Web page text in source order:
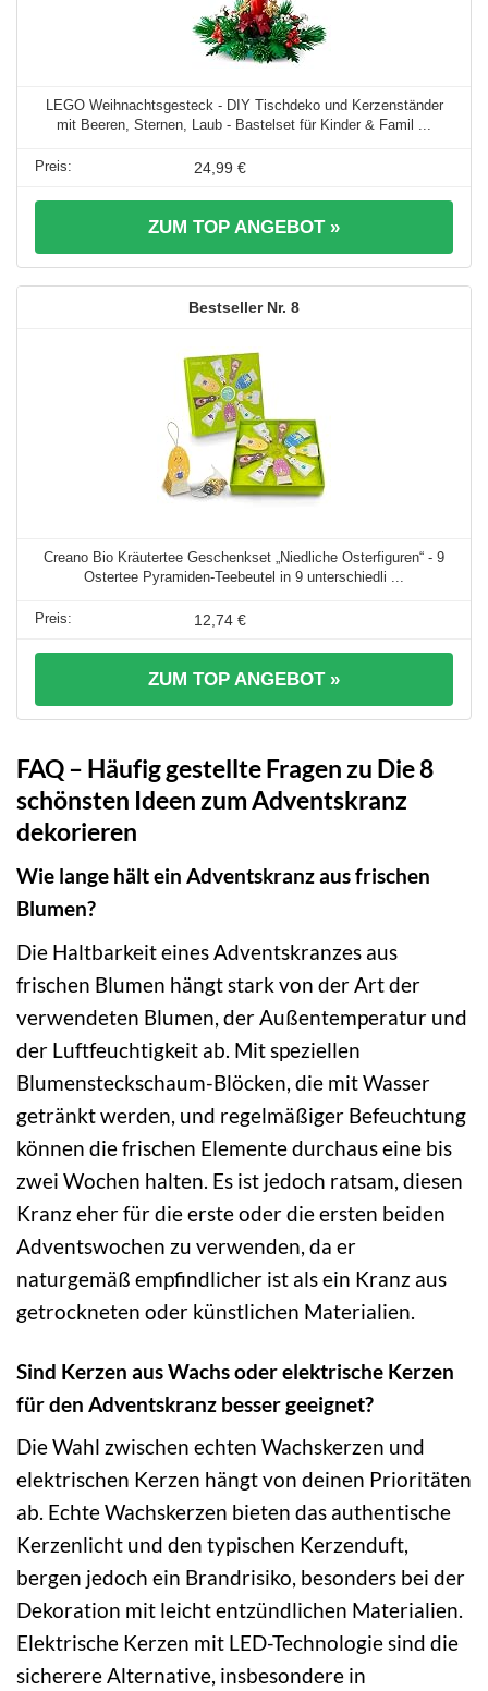
LEGO Weihnachtsgesteck - DIY Tischdeko und Kerzenständer
mit Beeren, Sternen, Laub - Bastelset für Kinder & Famil ...
24,99 €
ZUM TOP ANGEBOT »
8
Creano Bio Kräutertee Geschenkset „Niedliche Osterfiguren“ - 9
Ostertee Pyramiden-Teebeutel in 9 unterschiedli ...
12,74 €
ZUM TOP ANGEBOT »
FAQ – Häufig gestellte Fragen zu Die 8
schönsten Ideen zum Adventskranz
dekorieren
Wie lange hält ein Adventskranz aus frischen
Blumen?
Die Haltbarkeit eines Adventskranzes aus
frischen Blumen hängt stark von der Art der
verwendeten Blumen, der Außentemperatur und
der Luftfeuchtigkeit ab. Mit speziellen
Blumensteckschaum-Blöcken, die mit Wasser
getränkt werden, und regelmäßiger Befeuchtung
können die frischen Elemente durchaus eine bis
zwei Wochen halten. Es ist jedoch ratsam, diesen
Kranz eher für die erste oder die ersten beiden
Adventswochen zu verwenden, da er
naturgemäß empfindlicher ist als ein Kranz aus
getrockneten oder künstlichen Materialien.
Sind Kerzen aus Wachs oder elektrische Kerzen
für den Adventskranz besser geeignet?
Die Wahl zwischen echten Wachskerzen und
elektrischen Kerzen hängt von deinen Prioritäten
ab. Echte Wachskerzen bieten das authentische
Kerzenlicht und den typischen Kerzenduft,
bergen jedoch ein Brandrisiko, besonders bei der
Dekoration mit leicht entzündlichen Materialien.
Elektrische Kerzen mit LED-Technologie sind die
sicherere Alternative, insbesondere in